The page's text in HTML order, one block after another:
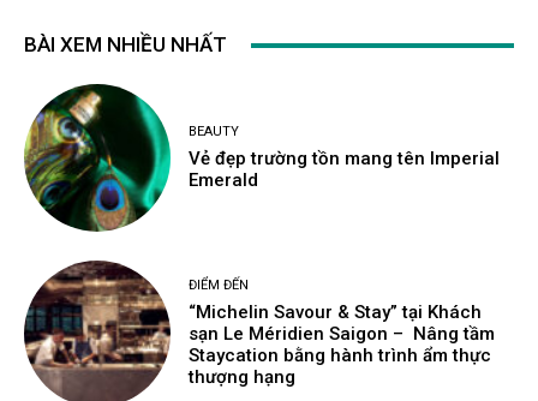
BÀI XEM NHIỀU NHẤT
BEAUTY
Vẻ đẹp trường tồn mang tên Imperial
Emerald
ĐIỂM ĐẾN
“Michelin Savour & Stay” tại Khách
sạn Le Méridien Saigon – Nâng tầm
Staycation bằng hành trình ẩm thực
thượng hạng